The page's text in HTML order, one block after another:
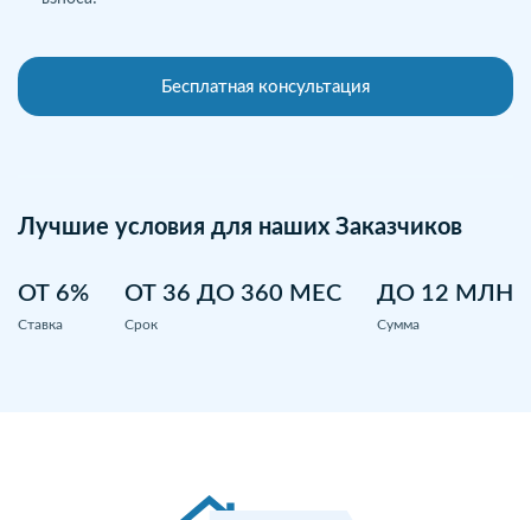
Бесплатная консультация
Лучшие условия для наших Заказчиков
ОТ 6%
Ставка
ОТ 36 ДО 360 МЕС
Срок
ДО 12 МЛН
Сумма